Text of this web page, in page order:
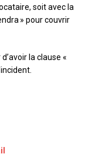
soit avec la
» pour couvrir
la clause «